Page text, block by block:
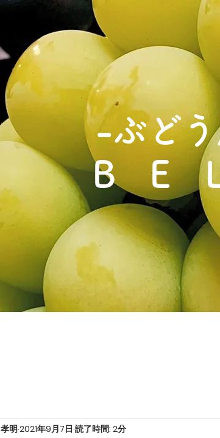
-ぶど
B E
明2021年9月7日 読了時間: 2分